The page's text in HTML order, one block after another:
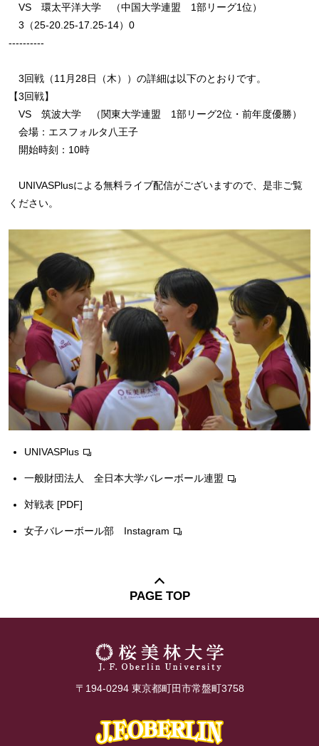
VS 環太平洋大学 （中国大学連盟 1部リーグ1位）
3（25-20.25-17.25-14）0
----------
3回戦（11月28日（木））の詳細は以下のとおりです。
【3回戦】
VS 筑波大学 （関東大学連盟 1部リーグ2位・前年度優勝）
会場：エスフォルタ八王子
開始時刻：10時
UNIVASPlusによる無料ライブ配信がございますので、是非ご覧
ください。
UNIVASPlus
一般財団法人 全日本大学バレーボール連盟
対戦表 [PDF]
女子バレーボール部 Instagram
PAGE TOP
〒194-0294 東京都町田市常盤町3758